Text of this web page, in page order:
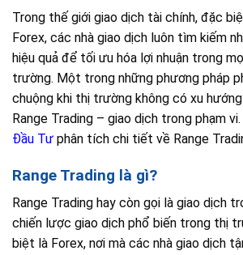
Trong thế giới giao dịch tài chính, đặc
Forex, các nhà giao dịch luôn tìm kiếm
hiệu quả để tối ưu hóa lợi nhuận trong
trường. Một trong những phương pháp
chuộng khi thị trường không có xu
Range Trading – giao dịch trong phạm
Đầu Tư phân tích chi tiết về Range
Range Trading là gì?
Range Trading hay còn gọi là giao dịch
chiến lược giao dịch phổ biến trong thị
biệt là Forex, nơi mà các nhà giao dịch